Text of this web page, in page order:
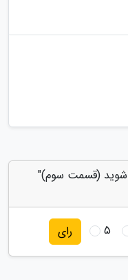
شوید (قسمت سوم)"
5 رای